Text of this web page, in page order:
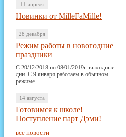
11 апреля
Новинки от MilleFaMille!
28 декабря
Режим работы в новогодние
праздники
С 29/12/2018 по 08/01/2019г. выходные
дни. С 9 января работаем в обычном
режиме.
14 августа
Готовимся к школе!
Поступление парт Дэми!
все новости